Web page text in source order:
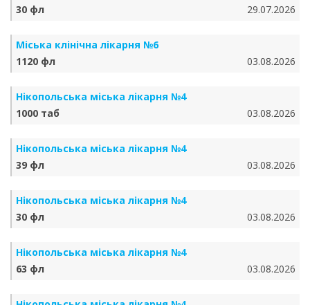
30 фл
29.07.2026
Міська клінічна лікарня №6
1120 фл
03.08.2026
Нікопольська міська лікарня №4
1000 таб
03.08.2026
Нікопольська міська лікарня №4
39 фл
03.08.2026
Нікопольська міська лікарня №4
30 фл
03.08.2026
Нікопольська міська лікарня №4
63 фл
03.08.2026